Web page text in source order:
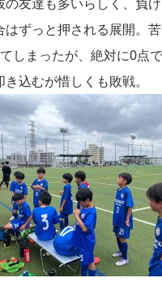
はずっと押される展開。
しまったが、絶対に0点
込むが惜しくも敗戦。